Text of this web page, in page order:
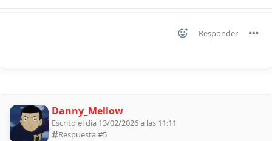
Responder
Danny_Mellow
Escrito el día 13/02/2026 a las 11:11
Respuesta #5